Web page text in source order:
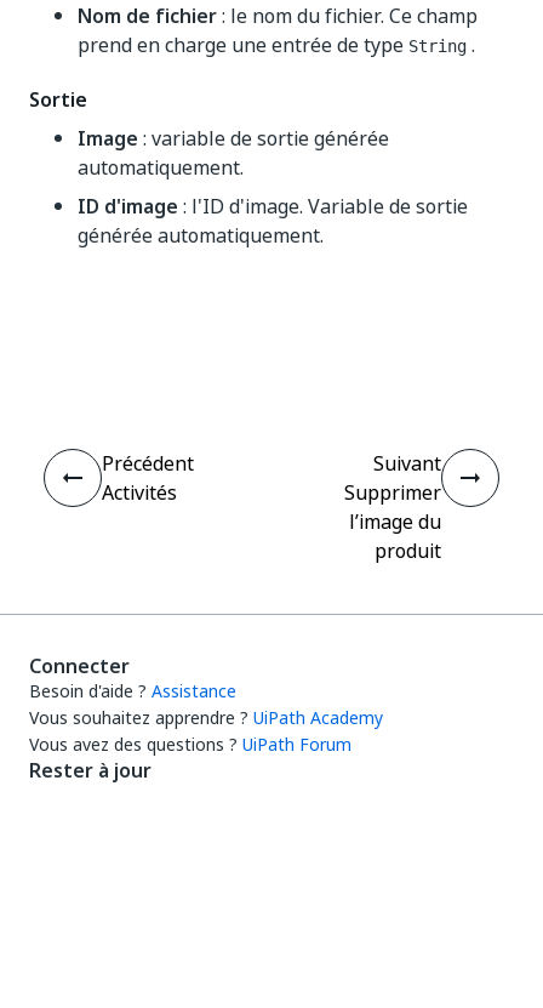
Nom de fichier: le nom du fichier. Ce champ
prend en charge une entrée de type String .
Sortie
Image : variable de sortie générée
automatiquement.
ID d'image : l'ID d'image. Variable de sortie
générée automatiquement.
Précédent
Activités
Suivant
Supprimer
l’image du
produit
Connecter
Besoin d'aide ? Assistance
Vous souhaitez apprendre ? UiPath Academy
Vous avez des questions ? UiPath Forum
Rester à jour